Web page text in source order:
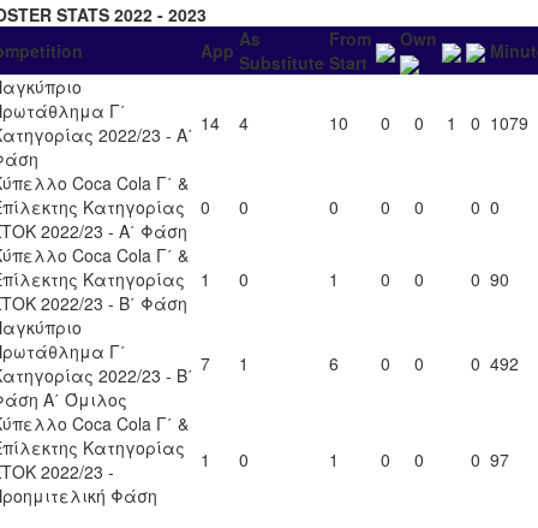
STATS 2022 - 2023
App As
Substitute
From
Start
Own
Γ΄
2022/23 - Α΄ 14 4 10 0 0 1 0 1079
Coca Cola Γ΄ &
Κατηγορίας
2022/23 - Α΄ Φάση
0 0 0 0 0 0 0
Coca Cola Γ΄ &
Κατηγορίας
2022/23 - Β΄ Φάση
1 0 1 0 0 0 90
Γ΄
2022/23 - Β΄
Α΄ Όμιλος
7 1 6 0 0 0 492
Coca Cola Γ΄ &
Κατηγορίας
2022/23 -
Φάση
1 0 1 0 0 0 97